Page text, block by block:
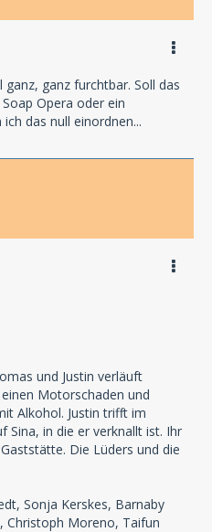
ganz furchtbar. Soll das
Opera oder ein
das null einordnen...
und Justin verläuft
Motorschaden und
Alkohol. Justin trifft im
Sina, in die er verknallt ist. Ihr
Die Lüders und die
Sonja Kerskes, Barnaby
Christoph Moreno, Taifun